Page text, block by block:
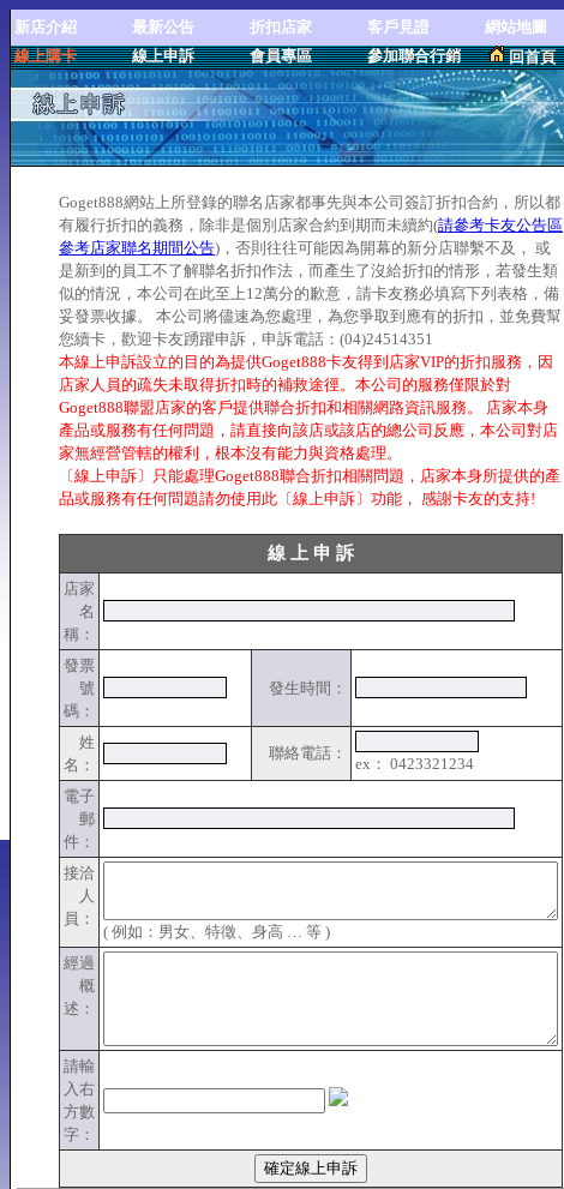
新店介紹 最新公告 折扣店家 客戶見證 網站地圖
線上購卡
線上申訴 會員專區 參加聯合行銷 回首頁
Goget888網站上所登錄的聯名店家都事先與本公司簽訂折扣合約，所以都
有履行折扣的義務，除非是個別店家合約到期而未續約(請參考卡友公告區
參考店家聯名期間公告)，否則往往可能因為開幕的新分店聯繫不及， 或
是新到的員工不了解聯名折扣作法，而產生了沒給折扣的情形，若發生類
似的情況，本公司在此至上12萬分的歉意，請卡友務必填寫下列表格，備
妥發票收據。 本公司將儘速為您處理，為您爭取到應有的折扣，並免費幫
您續卡，歡迎卡友踴躍申訴，申訴電話：(04)24514351
本線上申訴設立的目的為提供Goget888卡友得到店家VIP的折扣服務，因
店家人員的疏失未取得折扣時的補救途徑。本公司的服務僅限於對
Goget888聯盟店家的客戶提供聯合折扣和相關網路資訊服務。 店家本身
產品或服務有任何問題，請直接向該店或該店的總公司反應，本公司對店
家無經營管轄的權利，根本沒有能力與資格處理。
〔線上申訴〕只能處理Goget888聯合折扣相關問題，店家本身所提供的產
品或服務有任何問題請勿使用此〔線上申訴〕功能， 感謝卡友的支持!
線 上 申 訴
店家
名
稱：
發票
號
碼：
發生時間：
姓
名：
聯絡電話：
ex： 0423321234
電子
郵
件：
接洽
人
員：
( 例如：男女、特徵、身高 … 等 )
經過
概
述：
請輸
入右
方數
字：